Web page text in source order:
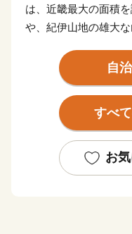
は、近畿最大の面積
や、紀伊山地の雄大
に登録されている熊
可能な農業として世
べ・田辺の梅システ
す。旅人を癒す温泉
自
すべ
お